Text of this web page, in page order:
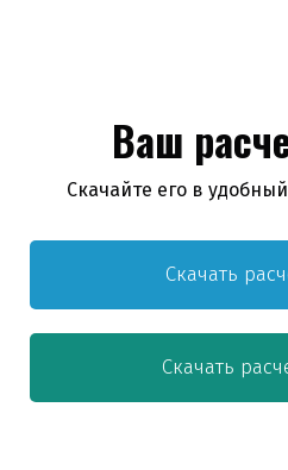
Ваш
Скачайте его в
Скачать
Скачать